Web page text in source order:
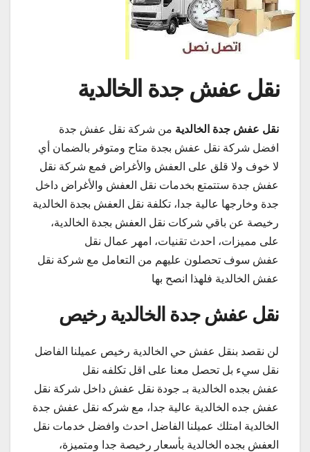
نقل عفش جدة الخالدية
نقل عفش جدة الخالدية من شركة نقل عفش جدة
افضل شركة نقل عفش بجدة متاح ومتوفر بالضمان أي
لا خوف ولا قلق على العفش والأغراض فمع شركة نقل
عفش جدة ستتمتع بخدمات نقل العفش والأغراض داخل
جدة وخارجها عالية جدا، تكلفة نقل العفش بجدة الخالدية
رخيصة عن باقي شركات نقل العفش بجدة الخالدية،
على مميزات، احدث تقنيات، امهر عمال نقل
عفش سوف تحصلون عليهم من التعامل مع شركة نقل
عفش الخالدية فلهذا انصح بها
نقل عفش جدة الخالدية رخيص
لن نقصد بنقل عفش حي الخالدية رخيص عميلنا الفاضل
نقل سيء بل تحصل معنا على اقل تكلفه نقل
عفش بجده الخالدية بـ جودة نقل عفش داخل شركة نقل
عفش جده الخالدية عالية جدا، مع شركه نقل عفش جدة
الخالدية امتلك عميلنا الفاضل احدث وافضل خدمات نقل
العفش بجده الخالدية بأسعار رخيصة جدا ومتميزة،